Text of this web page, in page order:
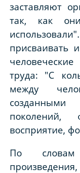
заставляют
так, как
присваивать
труда: "С
между
поколений,
восприятие,
По словам